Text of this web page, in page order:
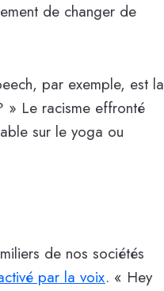
de changer de
par exemple, est la
» Le racisme effronté
sur le yoga ou
de nos sociétés
par la voix. « Hey